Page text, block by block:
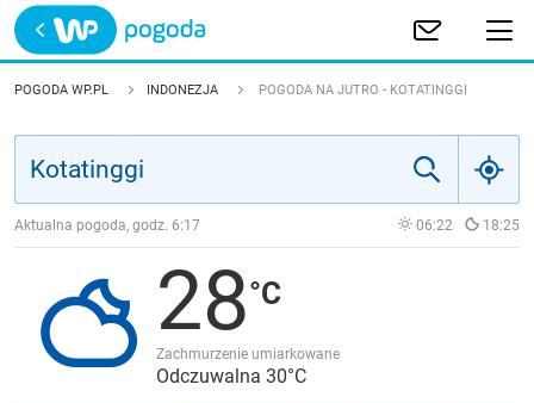
Trwa ładowanie
POLSKA
JAKOŚĆ POWIETRZA
POGODA WP.PL INDONEZJA POGODA NA JUTRO - KOTATINGGI
Aktualna pogoda, godz. 6:17 06:22 18:25
28
Zachmurzenie umiarkowane
Odczuwalna 30°C